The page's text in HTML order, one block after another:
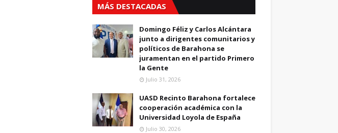
MÁS DESTACADAS
Domingo Féliz y Carlos Alcántara
junto a dirigentes comunitarios y
políticos de Barahona se
juramentan en el partido Primero
la Gente
Julio 31, 2026
UASD Recinto Barahona fortalece
cooperación académica con la
Universidad Loyola de España
Julio 30, 2026